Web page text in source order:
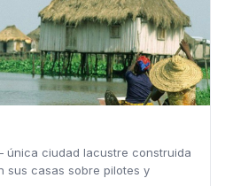
ciudad lacustre construida
sus casas sobre pilotes y